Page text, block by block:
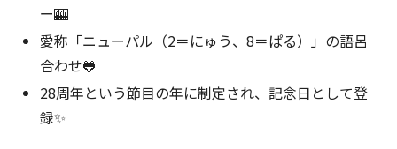
ー🎰
愛称「ニューパル（2＝にゅう、8＝ぱる）」の語呂
合わせ🐸
28周年という節目の年に制定され、記念日として登
録✨